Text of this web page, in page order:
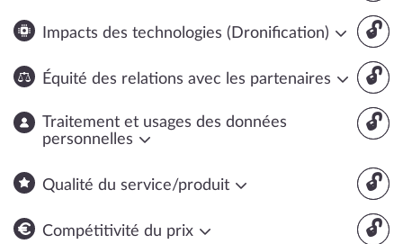
🔓
Impacts des technologies (Dronification)
🔓
Équité des relations avec les partenaires
🔓
Traitement et usages des données
personnelles
🔓
Qualité du service/produit
🔓
Compétitivité du prix